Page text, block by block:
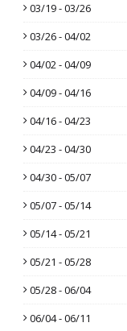
03/19 - 03/26
03/26 - 04/02
04/02 - 04/09
04/09 - 04/16
04/16 - 04/23
04/23 - 04/30
04/30 - 05/07
05/07 - 05/14
05/14 - 05/21
05/21 - 05/28
05/28 - 06/04
06/04 - 06/11